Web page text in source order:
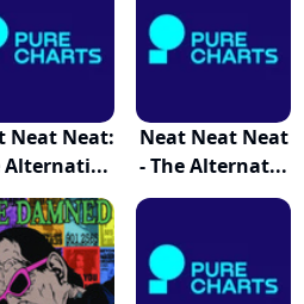
Neat Neat:
Alternati...
Neat Neat Neat
- The Alternat...